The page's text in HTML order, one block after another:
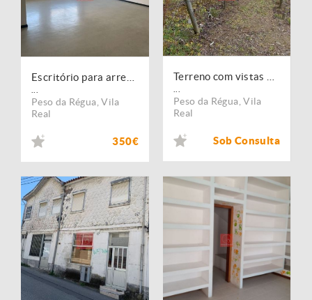
Peso da Régua ,Vila
Real
350€
Peso da Régua ,Vila
Real
Sob Consulta